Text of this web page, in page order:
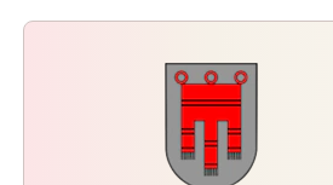
Verein als Tarnung für
Drogenplantage genutzt
Einbrecherduo schlief nach